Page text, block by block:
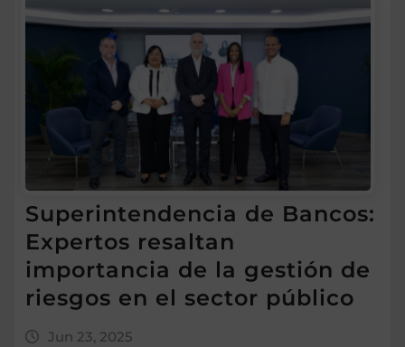
Superintendencia de Bancos:
Expertos resaltan
importancia de la gestión de
riesgos en el sector público
Jun 23, 2025